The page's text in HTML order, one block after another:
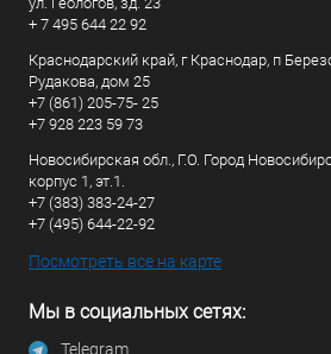
+ 7 495 644 22 92
Краснодарский край, г Краснодар, п
Рудакова, дом 25
+7 (861) 205-75- 25
+7 928 223 59 73
Новосибирская обл., Г.О. Город
корпус 1, эт.1.
+7 (383) 383-24-27
+7 (495) 644-22-92
Посмотреть все на карте
Мы в социальных сетях:
Telegram